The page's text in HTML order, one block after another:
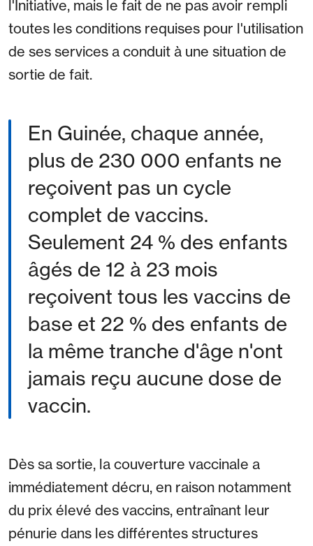
l'Initiative, mais le fait de ne pas avoir rempli
toutes les conditions requises pour l'utilisation
de ses services a conduit à une situation de
sortie de fait.
En Guinée, chaque année,
plus de 230 000 enfants ne
reçoivent pas un cycle
complet de vaccins.
Seulement 24 % des enfants
âgés de 12 à 23 mois
reçoivent tous les vaccins de
base et 22 % des enfants de
la même tranche d'âge n'ont
jamais reçu aucune dose de
vaccin.
Dès sa sortie, la couverture vaccinale a
immédiatement décru, en raison notamment
du prix élevé des vaccins, entraînant leur
pénurie dans les différentes structures